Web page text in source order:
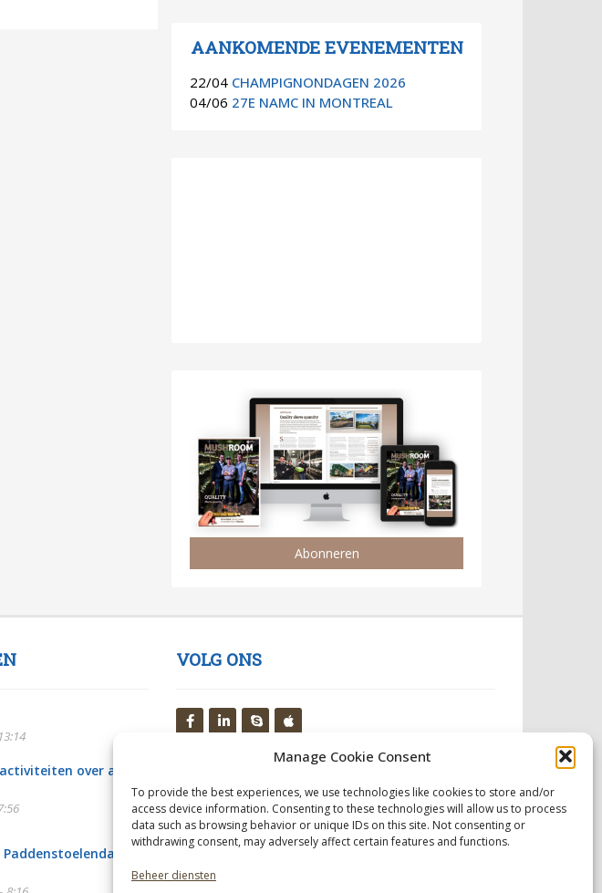
Manage Cookie Consent
To provide the best experiences, we use technologies like cookies to store and/or
access device information. Consenting to these technologies will allow us to process
data such as browsing behavior or unique IDs on this site. Not consenting or
withdrawing consent, may adversely affect certain features and functions.
Beheer diensten
AANKOMENDE EVENEMENTEN
22/04 CHAMPIGNONDAGEN 2026
04/06 27E NAMC IN MONTREAL
Abonneren
over aan
VOLG ONS